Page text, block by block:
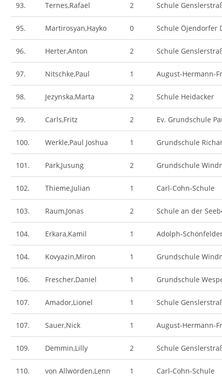
93. Ternes,Rafael 2 Schule
95. Martirosyan,Hayko 0 Schule Öjendorfer
96. Herter,Anton 2 Schule
97. Nitschke,Paul 1 August-Hermann-
98. Jezynska,Marta 2 Schule Heidacker
99. Carls,Fritz 2 Ev. Grundschule
100. Werkle,Paul Joshua 1 Grundschule
101. Park,Jusung 2 Grundschule
102. Thieme,Julian 1 Carl-Cohn-Schule
103. Raum,Jonas 2 Schule an der
104. Erkara,Kamil 1 Adolph-
104. Kovyazin,Miron 1 Grundschule
106. Frescher,Daniel 1 Grundschule
107. Amador,Lionel 1 Schule
107. Sauer,Nick 1 August-Hermann-
109. Demmin,Lilly 2 Schule
110. von Allwörden,Lenn 1 Carl-Cohn-Schule